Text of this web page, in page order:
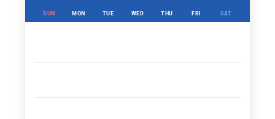
SUN MON TUE WED THU FRI SAT